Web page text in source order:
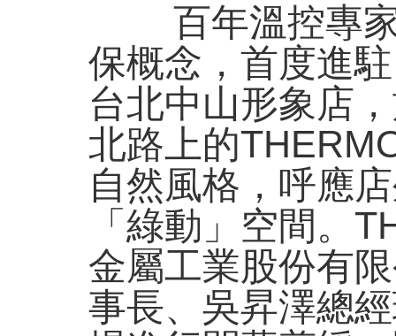
百年溫控專家
保概念，首度進
台北中山形象店
北路上的
自然風格，呼應
「綠動」空間。
金屬工業股份有
事長、吳昇澤總